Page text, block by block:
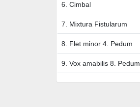
6. Cimbal
7. Mixtura Fistularum
8. Flet minor 4. Pedum
9. Vox amabilis 8. Pedum